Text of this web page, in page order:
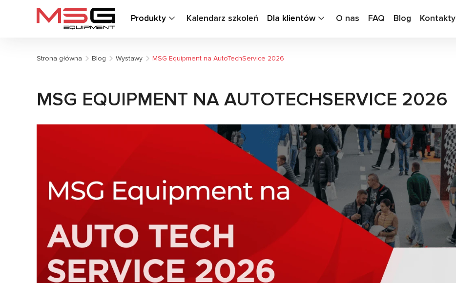
Produkty Kalendarz szkoleń Dla klientów O nas FAQ Blog Kontakty
Strona główna Blog Wystawy MSG Equipment na AutoTechService 2026
MSG EQUIPMENT NA AUTOTECHSERVICE 2026